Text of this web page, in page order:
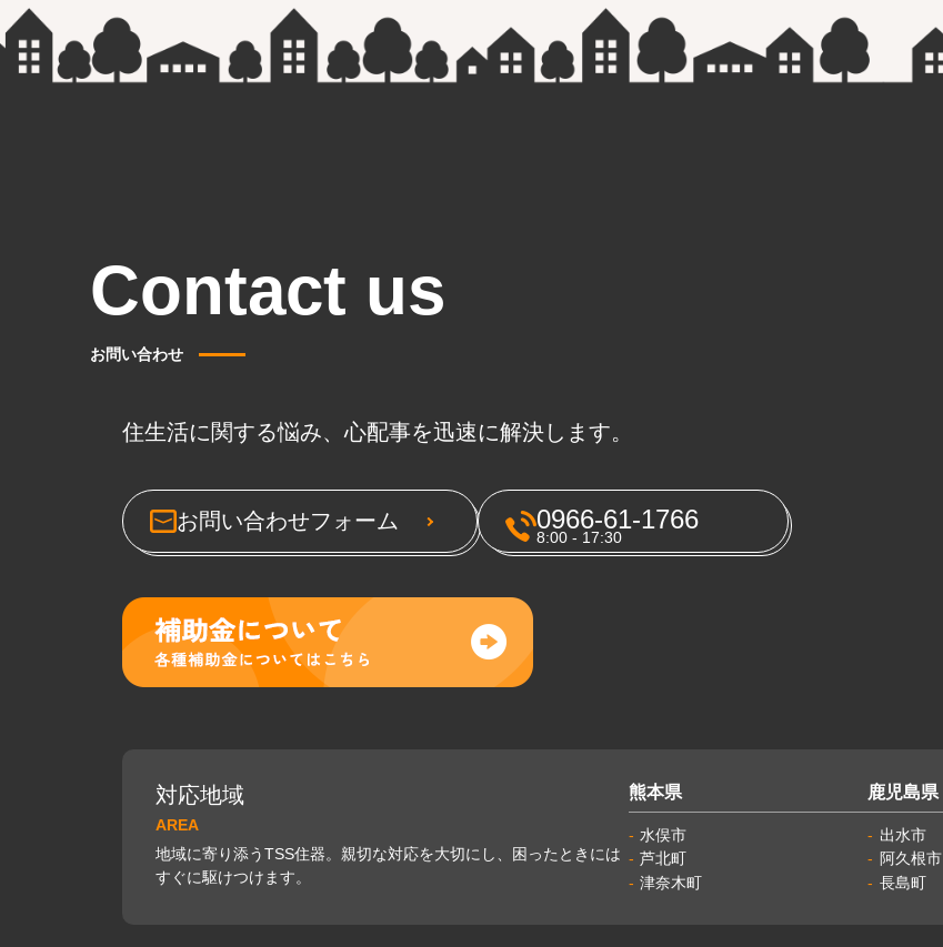
Contact us
お問い合わせ
住生活に関する悩み、心配事を迅速に解決します。
お問い合わせフォーム 0966-61-1766
8:00 - 17:30
対応地域
AREA
地域に寄り添うTSS住器。親切な対応を大切にし、困ったときには
すぐに駆けつけます。
熊本県
水俣市
芦北町
津奈木町
鹿児島県
出水市
阿久根市
長島町